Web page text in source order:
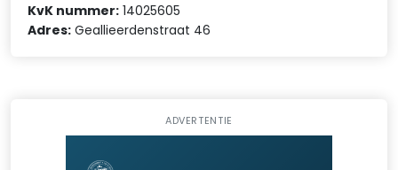
KvK nummer: 14025605
Adres: Geallieerdenstraat 46
ADVERTENTIE